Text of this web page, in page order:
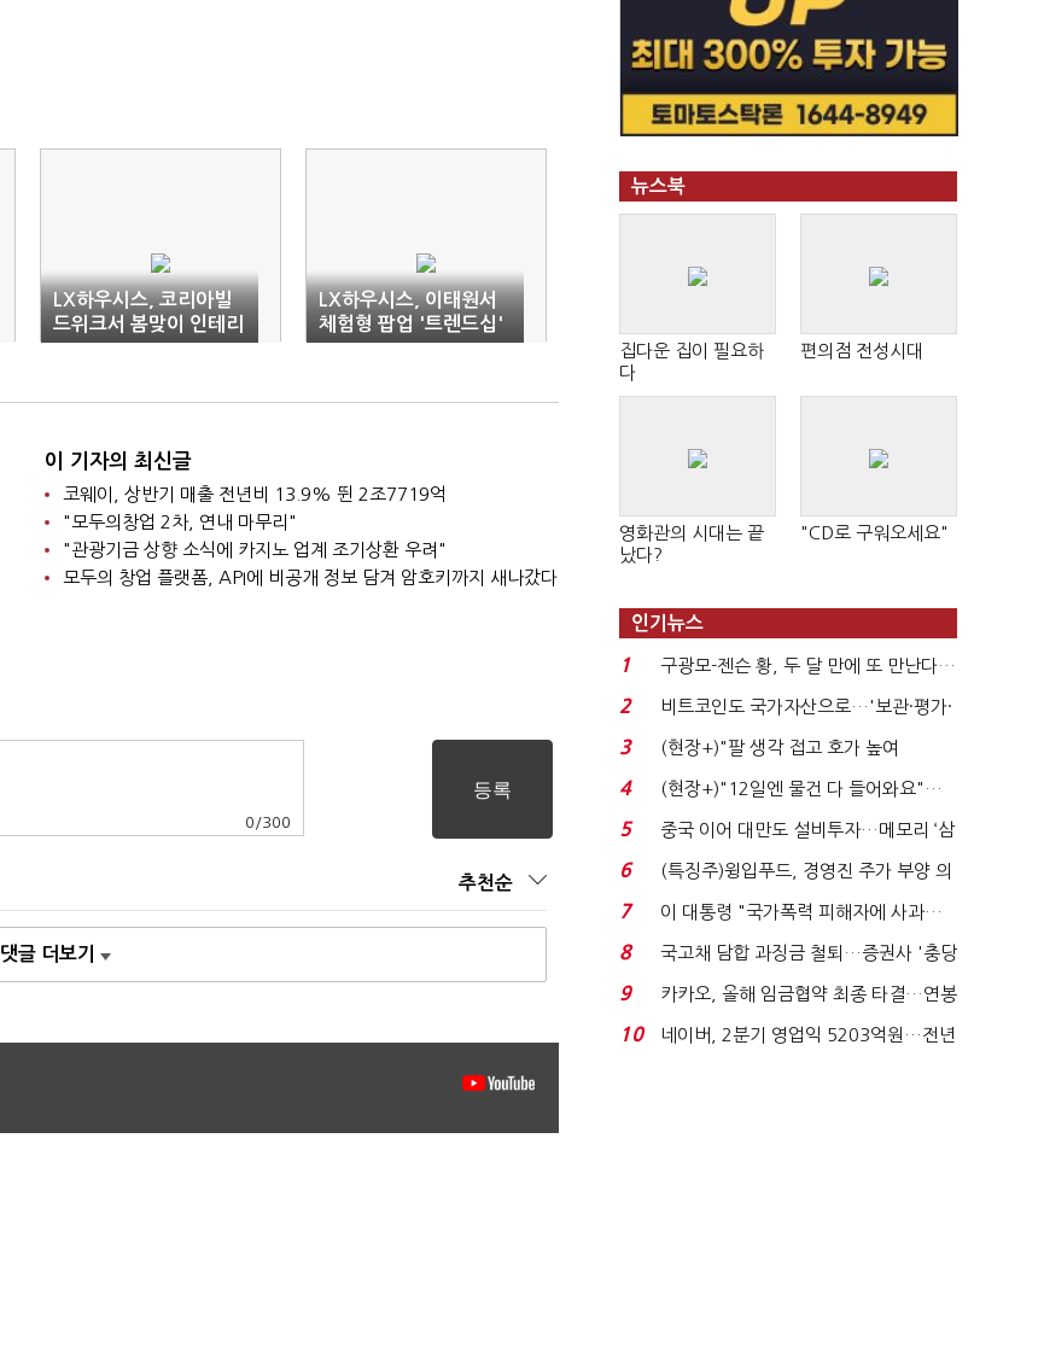
LX하우시스, 코리아빌
드위크서 봄맞이 인테리
어 수요 공략
LX하우시스, 이태원서
체험형 팝업 '트렌드십'
연다
이 기자의 최신글
코웨이, 상반기 매출 전년비 13.9% 뛴 2조7719억
"모두의창업 2차, 연내 마무리"
"관광기금 상향 소식에 카지노 업계 조기상환 우려"
모두의 창업 플랫폼, API에 비공개 정보 담겨 암호키까지 새나갔다
0 /300
추천순
댓글 더보기
뉴스북
집다운 집이 필요하
다
편의점 전성시대
영화관의 시대는 끝
났다?
"CD로 구워오세요"
인기뉴스
1
구광모-젠슨 황, 두 달 만에 또 만난다…
로봇·AI 등 논...
2
비트코인도 국가자산으로…'보관·평가·
처분' 기준은 ...
3
(현장+)"팔 생각 접고 호가 높여
요"…'덜 똘똘한 한 채' 20...
4
(현장+)"12일엔 물건 다 들어와요"…
빈 매대 채우며 문 연 ...
5
중국 이어 대만도 설비투자…메모리 ‘삼
국전쟁’
6
(특징주)윙입푸드, 경영진 주가 부양 의
지에 상한가...
7
이 대통령 "국가폭력 피해자에 사과…
적극적 조사로 진...
8
국고채 담합 과징금 철퇴…증권사 '충당
금 폭탄' 우려...
9
카카오, 올해 임금협약 최종 타결…연봉
6.3% 인상·격려...
10
네이버, 2분기 영업익 5203억원…전년